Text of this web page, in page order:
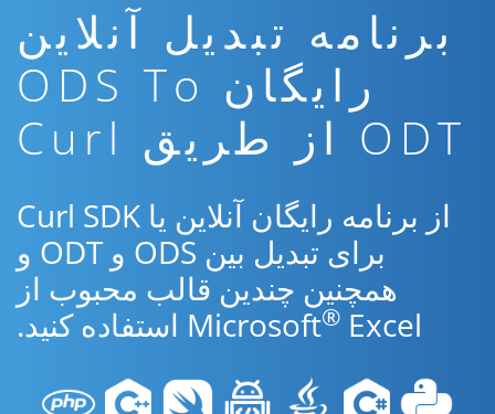
برنامه تبدیل آنلاین
رایگان ODS To
ODT از طریق Curl
از برنامه رایگان آنلاین یا Curl SDK
برای تبدیل بین ODS و ODT و
همچنین چندین قالب محبوب از
Microsoft® Excel استفاده کنید.